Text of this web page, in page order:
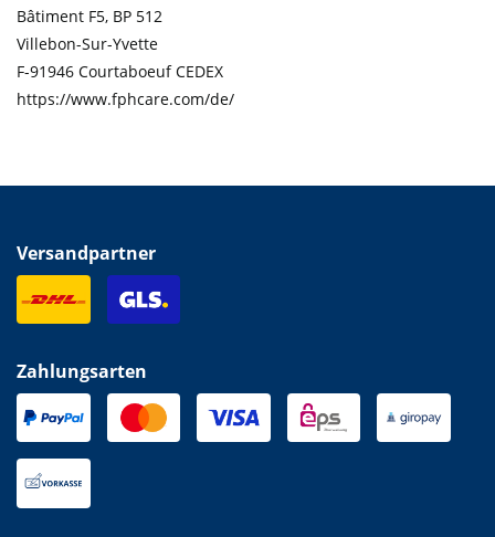
Bâtiment F5, BP 512
Villebon-Sur-Yvette
F-91946 Courtaboeuf CEDEX
https://www.fphcare.com/de/
Versandpartner
Zahlungsarten